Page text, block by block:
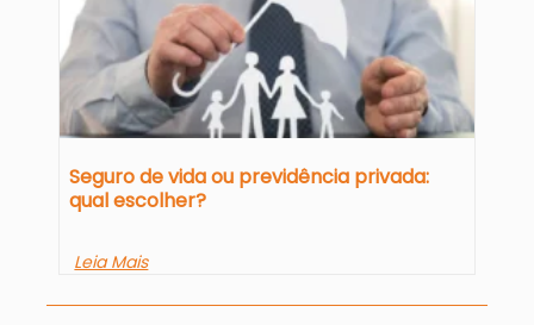
Seguro de vida ou previdência privada:
qual escolher?
Leia Mais